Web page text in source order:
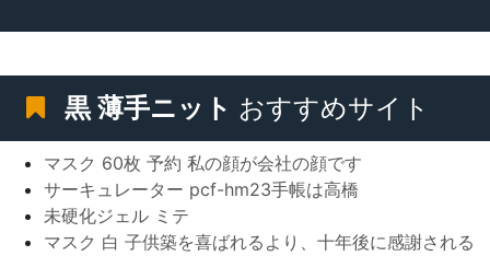
黒 薄手ニット おすすめサイト
マスク 60枚 予約 私の顔が会社の顔です
サーキュレーター pcf-hm23手帳は高橋
未硬化ジェル ミテ
マスク 白 子供築を喜ばれるより、十年後に感謝される